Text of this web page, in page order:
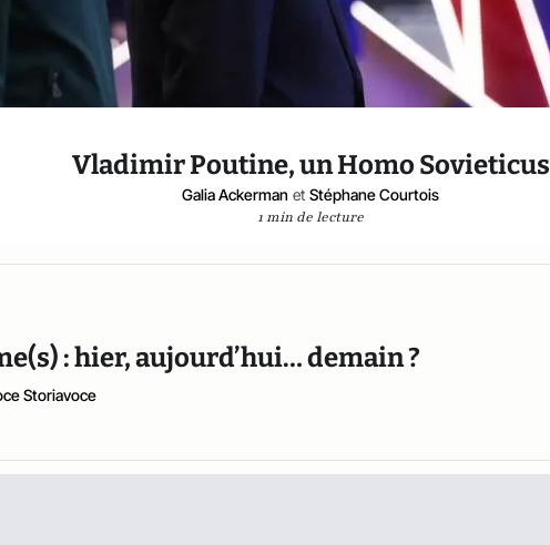
Vladimir Poutine, un Homo Sovieticus
Galia Ackerman et Stéphane Courtois
1 min de lecture
: hier, aujourd’hui… demain ?
Storiavoce